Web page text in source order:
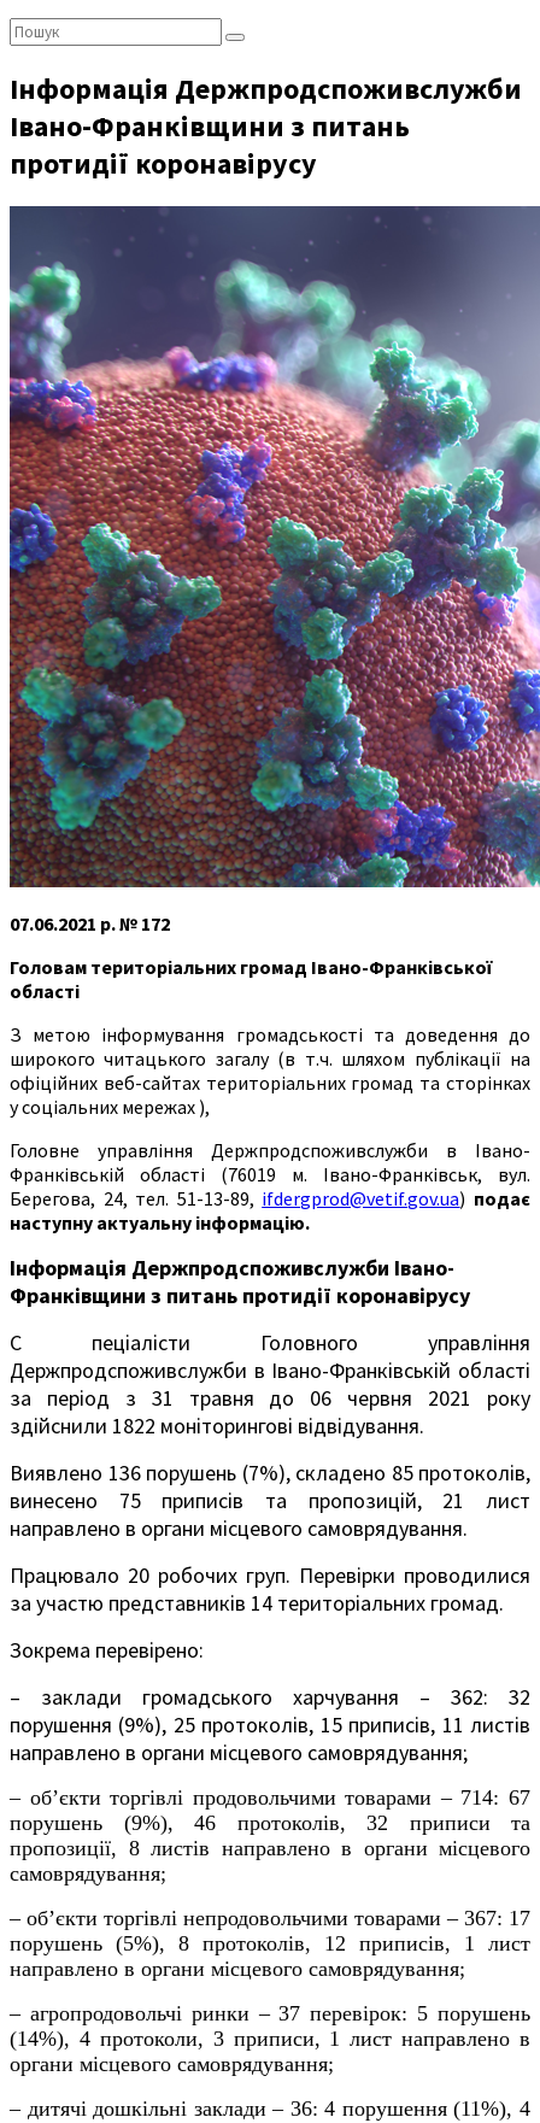
Пошук:
Інформація Держпродспоживслужби
Івано-Франківщини з питань
протидії коронавірусу
07.06.2021 р. № 172
Головам територіальних громад Івано-Франківської
області
З метою інформування громадськості та доведення до
широкого читацького загалу (в т.ч. шляхом публікації на
офіційних веб-сайтах територіальних громад та сторінках
у соціальних мережах ),
Головне управління Держпродспоживслужби в Івано-
Франківській області (76019 м. Івано-Франківськ, вул.
Берегова, 24, тел. 51-13-89, ifdergprod@vetif.gov.ua) подає
наступну актуальну інформацію.
Інформація Держпродспоживслужби Івано-
Франківщини з питань протидії коронавірусу
С пеціалісти Головного управління
Держпродспоживслужби в Івано-Франківській області
за період з 31 травня до 06 червня 2021 року
здійснили 1822 моніторингові відвідування.
Виявлено 136 порушень (7%), складено 85 протоколів,
винесено 75 приписів та пропозицій, 21 лист
направлено в органи місцевого самоврядування.
Працювало 20 робочих груп. Перевірки проводилися
за участю представників 14 територіальних громад.
Зокрема перевірено:
– заклади громадського харчування – 362: 32
порушення (9%), 25 протоколів, 15 приписів, 11 листів
направлено в органи місцевого самоврядування;
– об’єкти торгівлі продовольчими товарами – 714: 67
порушень (9%), 46 протоколів, 32 приписи та
пропозиції, 8 листів направлено в органи місцевого
самоврядування;
– об’єкти торгівлі непродовольчими товарами – 367: 17
порушень (5%), 8 протоколів, 12 приписів, 1 лист
направлено в органи місцевого самоврядування;
– агропродовольчі ринки – 37 перевірок: 5 порушень
(14%), 4 протоколи, 3 приписи, 1 лист направлено в
органи місцевого самоврядування;
– дитячі дошкільні заклади – 36: 4 порушення (11%), 4